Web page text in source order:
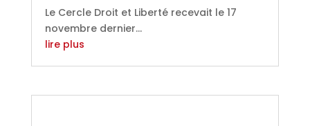
Le Cercle Droit et Liberté recevait le 17
novembre dernier...
lire plus